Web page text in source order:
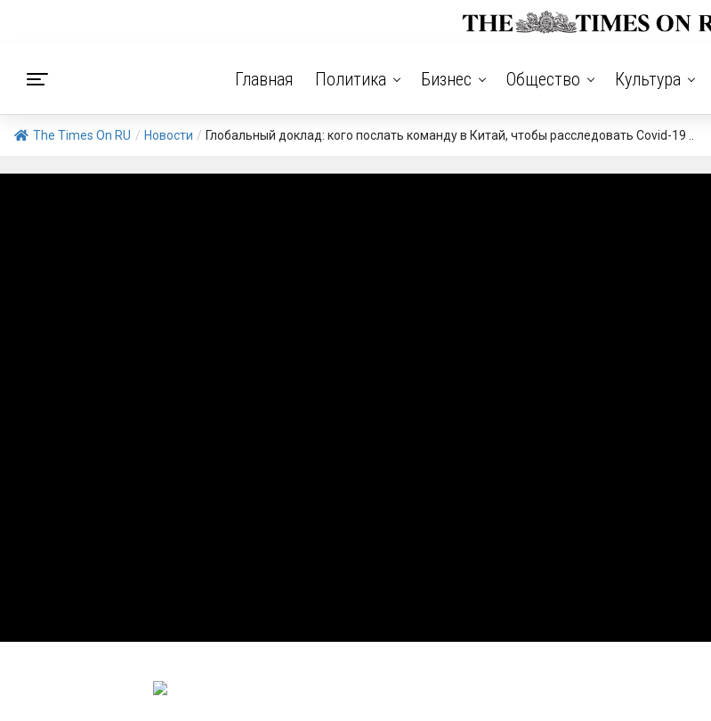
Главная Политика Бизнес Общество Культура
The Times On RU / Новости / Глобальный доклад: кого послать команду в Китай, чтобы расследовать Covid-19 ..